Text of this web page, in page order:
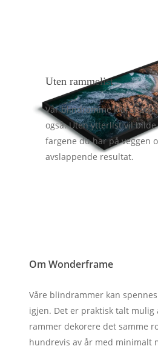
Uten rammelist
Vår blindramme klarer seg
også. Uten ytterlist vil
fargene du har på veggen
avslappende resultat.
Om Wonderframe
Våre blindrammer kan
igjen. Det er praktisk talt mulig
rammer dekorere det samme
hundrevis av år med minimalt